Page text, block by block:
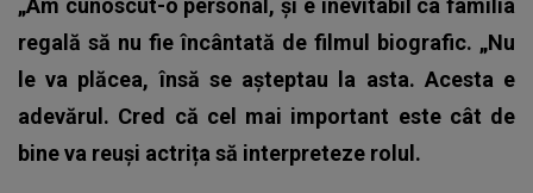
„Am cunoscut-o personal, și e inevitabil ca familia
regală să nu fie încântată de filmul biografic. „Nu
le va plăcea, însă se așteptau la asta. Acesta e
adevărul. Cred că cel mai important este cât de
bine va reuși actrița să interpreteze rolul.